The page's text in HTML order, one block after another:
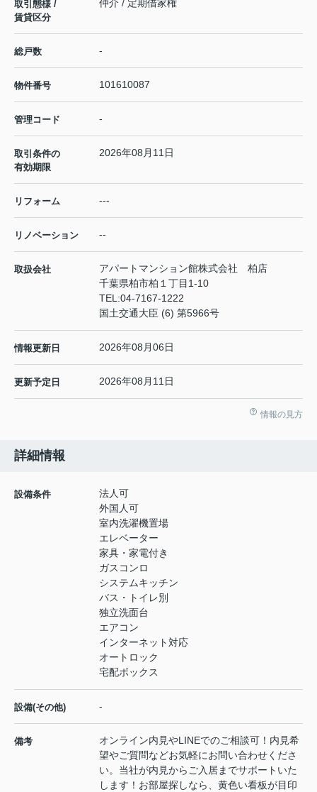
取引態様 /
賃貸区分
仲介 / 定期借家権
総戸数 -
物件番号 101610087
管理コード -
取引条件の
有効期限
2026年08月11日
リフォーム ---
リノベーション --
取扱会社
アパートマンション館株式会社 柏店
千葉県柏市柏１丁目1-10
TEL:04-7167-1222
国土交通大臣 (6) 第5966号
情報更新日 2026年08月06日
更新予定日 2026年08月11日
情報の見方
詳細情報
設備条件
法人可
外国人可
室内洗濯機置場
エレベーター
家具・家電付き
ガスコンロ
システムキッチン
バス・トイレ別
独立洗面台
エアコン
インターネット対応
オートロック
宅配ボックス
設備(その他) -
備考
オンライン内見やLINEでのご相談可！内見希
望やご質問などお気軽にお問い合わせくださ
い。当社が内見からご入居までサポートいた
します！お部屋探しなら、黄色い看板が目印